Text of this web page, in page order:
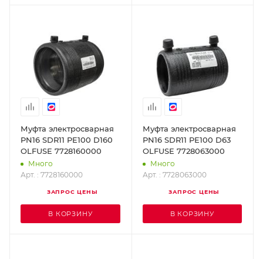
Муфта электросварная
PN16 SDR11 PE100 D160
OLFUSE 7728160000
Много
Арт. : 7728160000
ЗАПРОС ЦЕНЫ
В КОРЗИНУ
Муфта электросварная
PN16 SDR11 PE100 D63
OLFUSE 7728063000
Много
Арт. : 7728063000
ЗАПРОС ЦЕНЫ
В КОРЗИНУ